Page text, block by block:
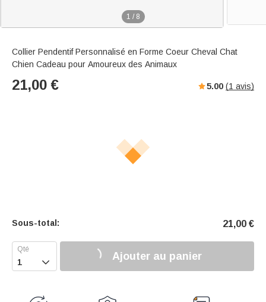
1 / 8
Collier Pendentif Personnalisé en Forme Coeur Cheval Chat
Chien Cadeau pour Amoureux des Animaux
21,00 € 5.00 (1 avis)
Sous-total: 21,00 €
 Ajouter au panier